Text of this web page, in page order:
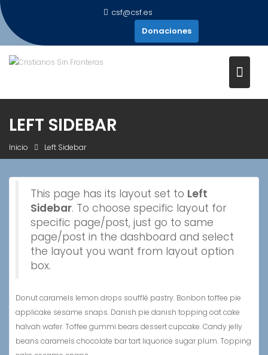
Saltar
al
contenido
csf@csf.es
Donaciones
LEFT SIDEBAR
Inicio Left Sidebar
This page has its layout set to Left
Sidebar. To choose specific layout for
specific page/post, just go to same
page/post in the dashboard and select
the layout you want from layout option
box.
Donut caramels lemon drops soufflé pastry. Bonbon toffee pie
applicake sesame snaps. Danish pie danish topping oat cake
halvah wafer. Toffee gummi bears dessert cupcake. Candy jelly
beans caramels chocolate bar tart liquorice sugar plum. Topping